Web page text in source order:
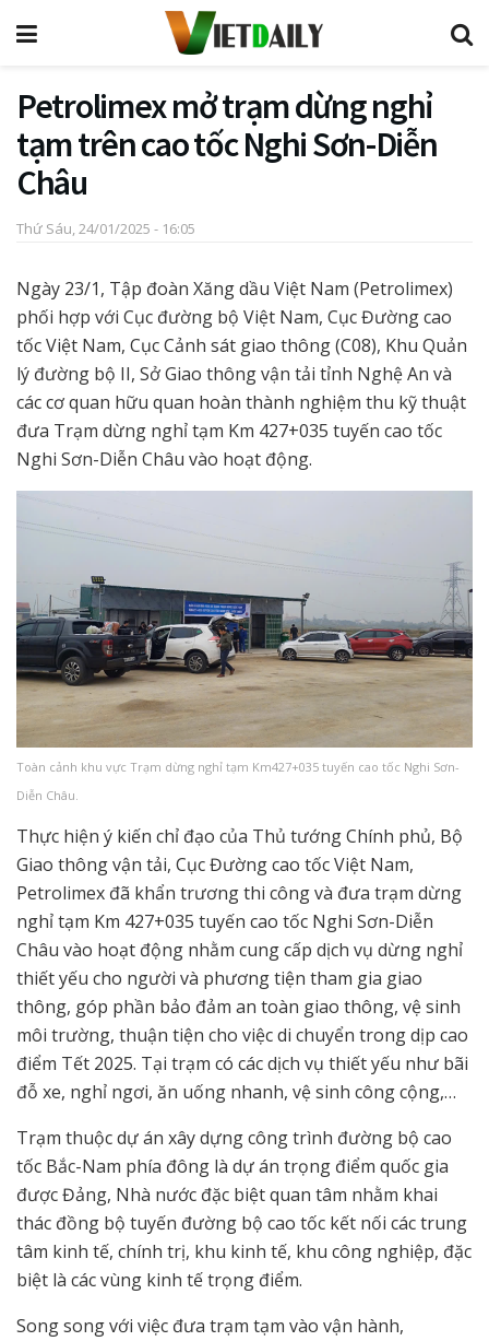
Petrolimex mở trạm dừng nghỉ
tạm trên cao tốc Nghi Sơn-Diễn
Châu
Thứ Sáu, 24/01/2025 - 16:05
Ngày 23/1, Tập đoàn Xăng dầu Việt Nam (Petrolimex)
phối hợp với Cục đường bộ Việt Nam, Cục Đường cao
tốc Việt Nam, Cục Cảnh sát giao thông (C08), Khu Quản
lý đường bộ II, Sở Giao thông vận tải tỉnh Nghệ An và
các cơ quan hữu quan hoàn thành nghiệm thu kỹ thuật
đưa Trạm dừng nghỉ tạm Km 427+035 tuyến cao tốc
Nghi Sơn-Diễn Châu vào hoạt động.
Toàn cảnh khu vực Trạm dừng nghỉ tạm Km427+035 tuyến cao tốc Nghi Sơn-
Diễn Châu.
Thực hiện ý kiến chỉ đạo của Thủ tướng Chính phủ, Bộ
Giao thông vận tải, Cục Đường cao tốc Việt Nam,
Petrolimex đã khẩn trương thi công và đưa trạm dừng
nghỉ tạm Km 427+035 tuyến cao tốc Nghi Sơn-Diễn
Châu vào hoạt động nhằm cung cấp dịch vụ dừng nghỉ
thiết yếu cho người và phương tiện tham gia giao
thông, góp phần bảo đảm an toàn giao thông, vệ sinh
môi trường, thuận tiện cho việc di chuyển trong dịp cao
điểm Tết 2025. Tại trạm có các dịch vụ thiết yếu như bãi
đỗ xe, nghỉ ngơi, ăn uống nhanh, vệ sinh công cộng,…
Trạm thuộc dự án xây dựng công trình đường bộ cao
tốc Bắc-Nam phía đông là dự án trọng điểm quốc gia
được Đảng, Nhà nước đặc biệt quan tâm nhằm khai
thác đồng bộ tuyến đường bộ cao tốc kết nối các trung
tâm kinh tế, chính trị, khu kinh tế, khu công nghiệp, đặc
biệt là các vùng kinh tế trọng điểm.
Song song với việc đưa trạm tạm vào vận hành,